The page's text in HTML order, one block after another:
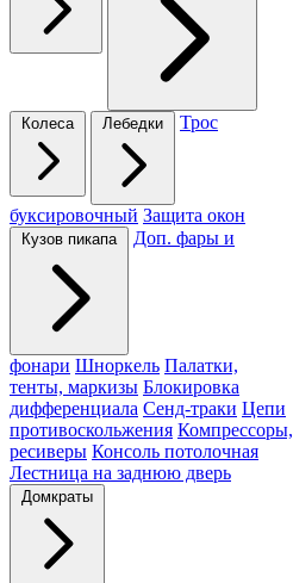
Колеса Лебедки Трос
буксировочный Защита окон
Кузов пикапа Доп. фары и
фонари Шноркель Палатки,
тенты, маркизы Блокировка
дифференциала Сенд-траки Цепи
противоскольжения Компрессоры,
ресиверы Консоль потолочная
Лестница на заднюю дверь
Домкраты